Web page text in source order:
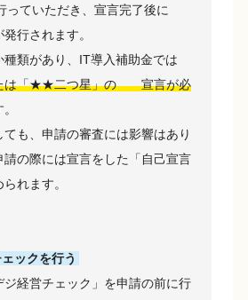
っていただき、宣言完了後に
発行されます。
類があり、IT導入補助金では
は「★★二つ星」の 宣言が必
ても、申請の審査には影響はあり
請の際には宣言をした「自己宣言
れます。
ックを行う
ジ経営チェック」を申請の前に行